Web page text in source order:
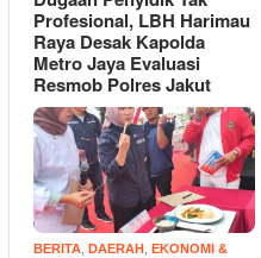
Profesional, LBH Harimau
Raya Desak Kapolda
Metro Jaya Evaluasi
Resmob Polres Jakut
BERITA DAERAH EKONOMI &